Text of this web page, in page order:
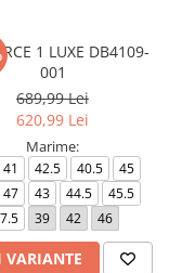
1 LUXE DB4109-
001
689,99 Lei
620,99 Lei
Marime:
41 42.5 40.5
45
47 43 44.5
45.5
39 42 46
VARIANTE